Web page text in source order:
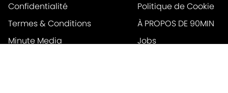
Confidentialité
Politique de Cookie
Termes & Conditions
À PROPOS DE 90MIN
Minute Media
Jobs